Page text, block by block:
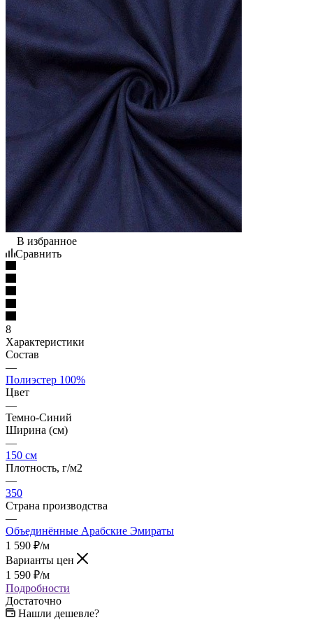
В избранное
Сравнить
8
Характеристики
Состав
—
Полиэстер 100%
Цвет
—
Темно-Синий
Ширина (см)
—
150 см
Плотность, г/м2
—
350
Страна производства
—
Объединённые Арабские Эмираты
1 590 ₽/м
Варианты цен
1 590 ₽/м
Подробности
Достаточно
Нашли дешевле?